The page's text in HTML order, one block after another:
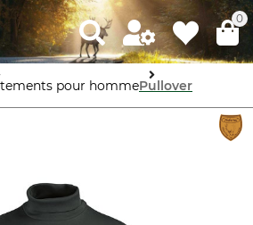
0
pour hommePullover